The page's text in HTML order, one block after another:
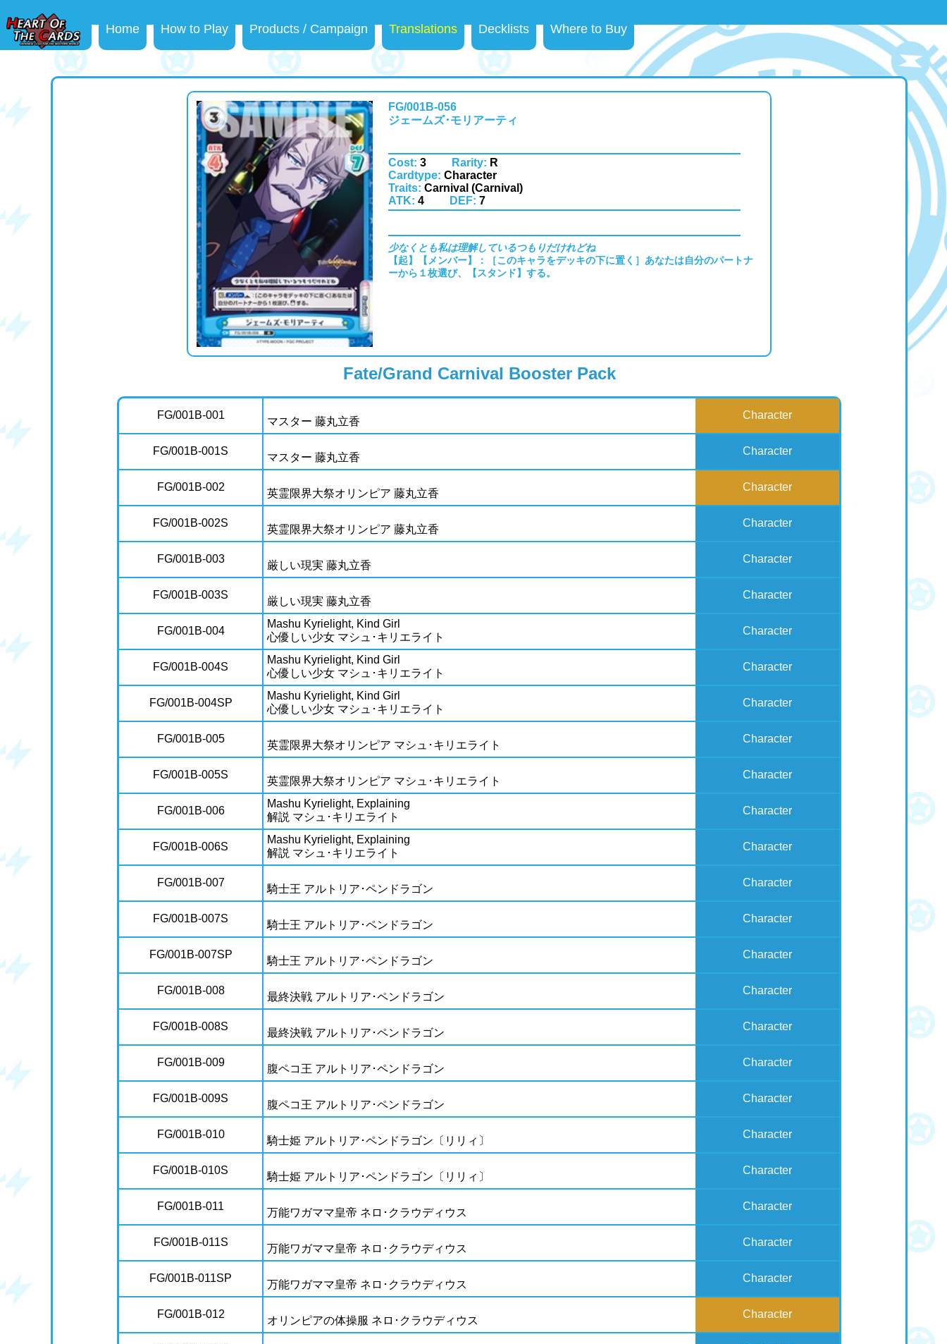
Home How to Play Products / Campaign Translations Decklists Where to Buy
FG/001B-056
ジェームズ･モリアーティ
Cost: 3 Rarity: R
Cardtype: Character
Traits: Carnival (Carnival)
ATK: 4 DEF: 7
少なくとも私は理解しているつもりだけれどね
【起】【メンバー】：［このキャラをデッキの下に置く］あなたは自分のパートナ
ーから１枚選び、【スタンド】する。
Fate/Grand Carnival Booster Pack
FG/001B-001
マスター 藤丸立香
Character
FG/001B-001S
マスター 藤丸立香
Character
FG/001B-002
英霊限界大祭オリンピア 藤丸立香
Character
FG/001B-002S
英霊限界大祭オリンピア 藤丸立香
Character
FG/001B-003
厳しい現実 藤丸立香
Character
FG/001B-003S
厳しい現実 藤丸立香
Character
FG/001B-004
Mashu Kyrielight, Kind Girl
心優しい少女 マシュ･キリエライト
Character
FG/001B-004S
Mashu Kyrielight, Kind Girl
心優しい少女 マシュ･キリエライト
Character
FG/001B-004SP
Mashu Kyrielight, Kind Girl
心優しい少女 マシュ･キリエライト
Character
FG/001B-005
英霊限界大祭オリンピア マシュ･キリエライト
Character
FG/001B-005S
英霊限界大祭オリンピア マシュ･キリエライト
Character
FG/001B-006
Mashu Kyrielight, Explaining
解説 マシュ･キリエライト
Character
FG/001B-006S
Mashu Kyrielight, Explaining
解説 マシュ･キリエライト
Character
FG/001B-007
騎士王 アルトリア･ペンドラゴン
Character
FG/001B-007S
騎士王 アルトリア･ペンドラゴン
Character
FG/001B-007SP
騎士王 アルトリア･ペンドラゴン
Character
FG/001B-008
最終決戦 アルトリア･ペンドラゴン
Character
FG/001B-008S
最終決戦 アルトリア･ペンドラゴン
Character
FG/001B-009
腹ペコ王 アルトリア･ペンドラゴン
Character
FG/001B-009S
腹ペコ王 アルトリア･ペンドラゴン
Character
FG/001B-010
騎士姫 アルトリア･ペンドラゴン〔リリィ〕
Character
FG/001B-010S
騎士姫 アルトリア･ペンドラゴン〔リリィ〕
Character
FG/001B-011
万能ワガママ皇帝 ネロ･クラウディウス
Character
FG/001B-011S
万能ワガママ皇帝 ネロ･クラウディウス
Character
FG/001B-011SP
万能ワガママ皇帝 ネロ･クラウディウス
Character
FG/001B-012
オリンピアの体操服 ネロ･クラウディウス
Character